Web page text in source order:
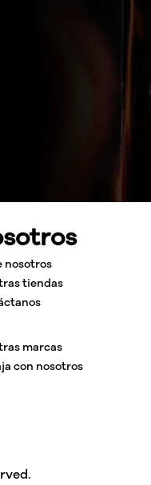
nosotros
tiendas
marcas
con nosotros